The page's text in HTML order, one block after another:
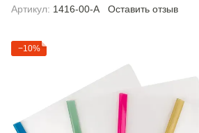
Артикул: 1416-00-A Оставить отзыв
−10%